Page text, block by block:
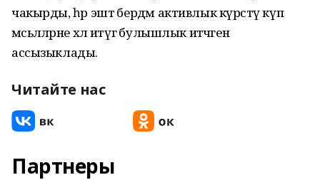
чакырды, һәр эштә бердәм активлык күрсәтү күп
мәсьәләләрне хәл итүгә булышлык итәчәген
ассызыклады.
Читайте нас
Партнеры